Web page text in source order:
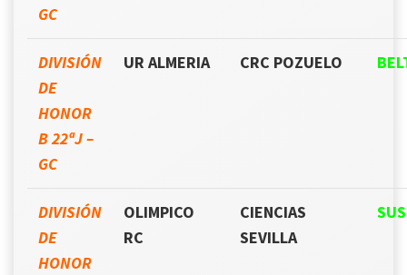
GC
DIVISIÓN
DE
HONOR
B 22ªJ –
GC
UR ALMERIA CRC POZUELO
DIVISIÓN
DE
HONOR
OLIMPICO
RC
CIENCIAS
SEVILLA